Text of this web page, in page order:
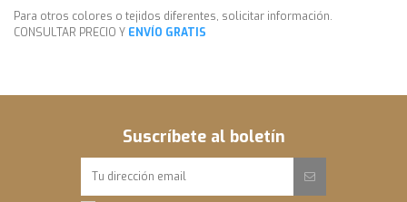
Para otros colores o tejidos diferentes, solicitar información.
CONSULTAR PRECIO Y ENVÍO GRATIS
Fijo
Fijo
Suscríbete al boletín